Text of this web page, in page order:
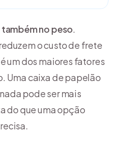
também no peso.
o custo de frete
um dos maiores fatores
Uma caixa de papelão
pode ser mais
do que uma opção